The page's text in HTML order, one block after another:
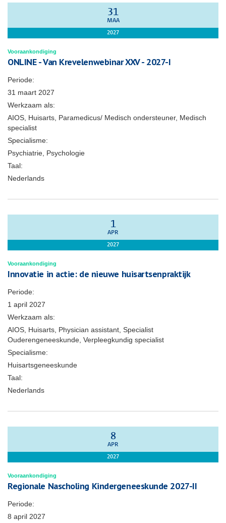
31
MAA
2027
Vooraankondiging
ONLINE - Van Krevelenwebinar XXV - 2027-I
Periode:
31 maart 2027
Werkzaam als:
AIOS, Huisarts, Paramedicus/ Medisch ondersteuner, Medisch
specialist
Specialisme:
Psychiatrie, Psychologie
Taal:
Nederlands
1
APR
2027
Vooraankondiging
Innovatie in actie: de nieuwe huisartsenpraktijk
Periode:
1 april 2027
Werkzaam als:
AIOS, Huisarts, Physician assistant, Specialist
Ouderengeneeskunde, Verpleegkundig specialist
Specialisme:
Huisartsgeneeskunde
Taal:
Nederlands
8
APR
2027
Vooraankondiging
Regionale Nascholing Kindergeneeskunde 2027-II
Periode:
8 april 2027